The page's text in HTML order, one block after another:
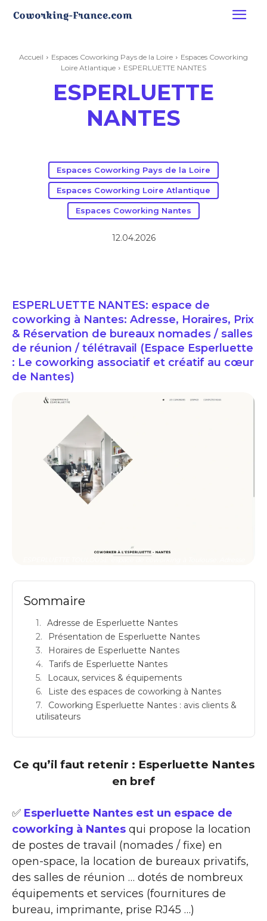
Accueil Espaces Coworking Pays de la Loire
Espaces Coworking
Loire Atlantique
ESPERLUETTE NANTES
ESPERLUETTE
NANTES
Espaces Coworking Pays de la Loire
Espaces Coworking Loire Atlantique
Espaces Coworking Nantes
12.04.2026
ESPERLUETTE NANTES: espace de
coworking à Nantes: Adresse, Horaires, Prix
& Réservation de bureaux nomades / salles
de réunion / télétravail (Espace Esperluette
: Le coworking associatif et créatif au cœur
de Nantes)
Sommaire
Adresse de Esperluette Nantes
Présentation de Esperluette Nantes
Horaires de Esperluette Nantes
Tarifs de Esperluette Nantes
Locaux, services & équipements
Liste des espaces de coworking à Nantes
Coworking Esperluette Nantes : avis clients &
utilisateurs
Ce qu’il faut retenir : Esperluette Nantes
en bref
✅ Esperluette Nantes est un espace de
coworking à Nantes qui propose la location
de postes de travail (nomades / fixe) en
open-space, la location de bureaux privatifs,
des salles de réunion … dotés de nombreux
équipements et services (fournitures de
bureau, imprimante, prise RJ45 …)